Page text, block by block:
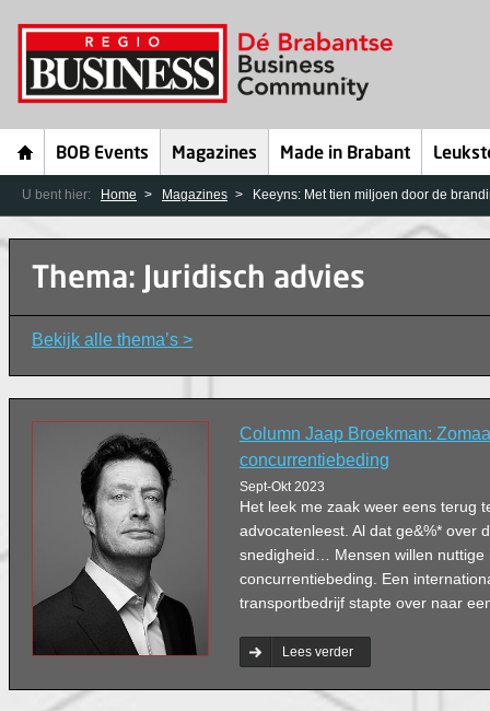
BOB Events Magazines Made in Brabant
U bent hier: Home Magazines Keeyns: Met tien miljoen door de
Thema: Juridisch advies
Bekijk alle thema’s >
Column Jaap Broekman:
concurrentiebeding
Sept-Okt 2023
Het leek me zaak weer eens terug
advocatenleest. Al dat ge&%* over
snedigheid… Mensen willen nuttige
concurrentiebeding. Een
transportbedrijf stapte over naar
Lees verder